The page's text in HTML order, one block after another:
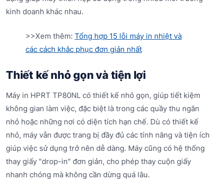
kinh doanh khác nhau.
>>Xem thêm: Tổng hợp 15 lỗi máy in nhiệt và
các cách khắc phục đơn giản nhất
Thiết kế nhỏ gọn và tiện lợi
Máy in HPRT TP80NL có thiết kế nhỏ gọn, giúp tiết kiệm
không gian làm việc, đặc biệt là trong các quầy thu ngân
nhỏ hoặc những nơi có diện tích hạn chế. Dù có thiết kế
nhỏ, máy vẫn được trang bị đầy đủ các tính năng và tiện ích
giúp việc sử dụng trở nên dễ dàng. Máy cũng có hệ thống
thay giấy "drop-in" đơn giản, cho phép thay cuộn giấy
nhanh chóng mà không cần dừng quá lâu.